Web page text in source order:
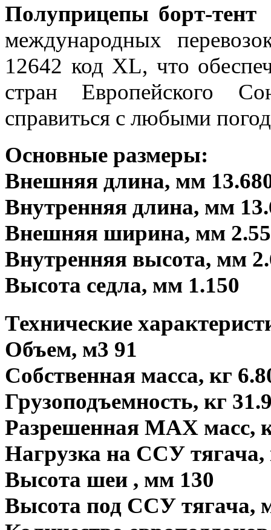
Полуприцепы борт-
международных
12642 код XL, что
стран Европейского
справиться с любыми
Основные размеры:
Внешняя длина, мм
Внутренняя длина, мм
Внешняя ширина, мм
Внутренняя высота, мм
Высота седла, мм 1.150
Технические
Объем, м3 91
Собственная масса, кг
Грузоподъемность, кг
Разрешенная MAX масс,
Нагрузка на ССУ тягача,
Высота шеи , мм 130
Высота под ССУ тягача,